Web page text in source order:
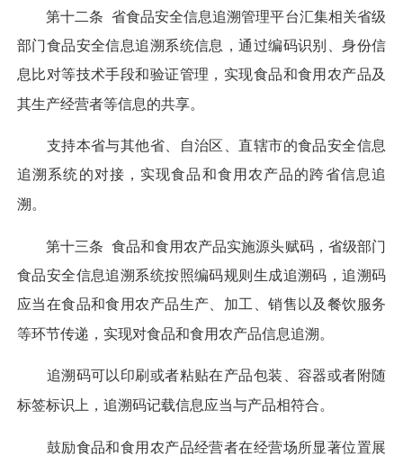
第十二条 省食品安全信息追溯管理平台汇集相关省级
部门食品安全信息追溯系统信息，通过编码识别、身份信
息比对等技术手段和验证管理，实现食品和食用农产品及
其生产经营者等信息的共享。
支持本省与其他省、自治区、直辖市的食品安全信息
追溯系统的对接，实现食品和食用农产品的跨省信息追
溯。
第十三条 食品和食用农产品实施源头赋码，省级部门
食品安全信息追溯系统按照编码规则生成追溯码，追溯码
应当在食品和食用农产品生产、加工、销售以及餐饮服务
等环节传递，实现对食品和食用农产品信息追溯。
追溯码可以印刷或者粘贴在产品包装、容器或者附随
标签标识上，追溯码记载信息应当与产品相符合。
鼓励食品和食用农产品经营者在经营场所显著位置展